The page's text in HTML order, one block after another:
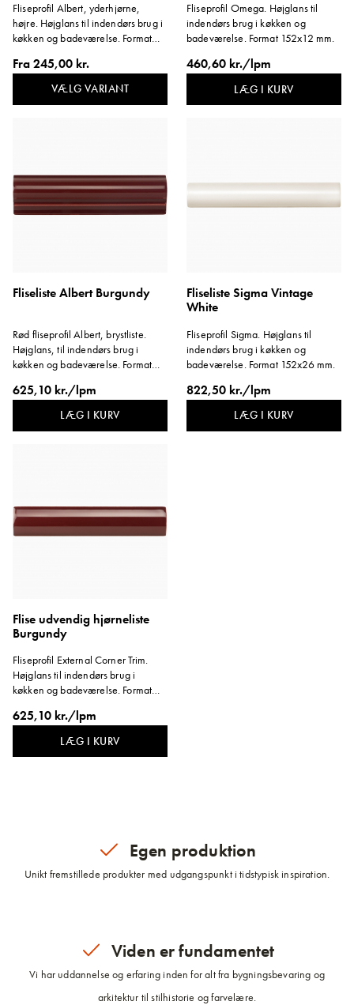
Fliseprofil Albert, yderhjørne,
højre. Højglans til indendørs brug i
køkken og badeværelse. Format
Fra245,00 kr.
VÆLG VARIANT
Fliseprofil Omega. Højglans til
indendørs brug i køkken og
badeværelse. Format 152x12 mm.
460,60 kr./lpm
LÆG I KURV
Fliseliste Albert Burgundy
Rød fliseprofil Albert, brystliste.
Højglans, til indendørs brug i
køkken og badeværelse. Format
625,10 kr./lpm
LÆG I KURV
Fliseliste Sigma Vintage
White
Fliseprofil Sigma. Højglans til
indendørs brug i køkken og
badeværelse. Format 152x26 mm.
822,50 kr./lpm
LÆG I KURV
Flise udvendig hjørneliste
Burgundy
Fliseprofil External Corner Trim.
Højglans til indendørs brug i
køkken og badeværelse. Format
625,10 kr./lpm
LÆG I KURV
Egen produktion
Unikt fremstillede produkter med udgangspunkt i tidstypisk inspiration.
Viden er fundamentet
Vi har uddannelse og erfaring inden for alt fra bygningsbevaring og
arkitektur til stilhistorie og farvelære.